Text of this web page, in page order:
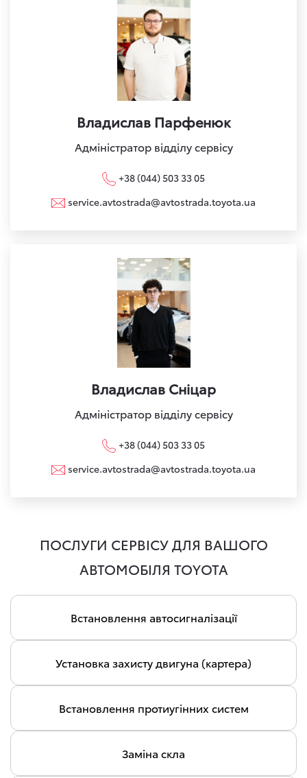
Владислав Парфенюк
Адміністратор відділу сервісу
+38 (044) 503 33 05
service.avtostrada@avtostrada.toyota.ua
Владислав Сніцар
Адміністратор відділу сервісу
+38 (044) 503 33 05
service.avtostrada@avtostrada.toyota.ua
ПОСЛУГИ СЕРВІСУ ДЛЯ ВАШОГО
АВТОМОБІЛЯ TOYOTA
Встановлення автосигналізації
Установка захисту двигуна (картера)
Встановлення протиугінних систем
Заміна скла